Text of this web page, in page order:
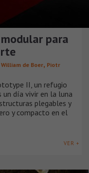
para
William de Boer, Piotr
II, un refugio
día vivir en la luna
plegables y
y compacto en el
VER +